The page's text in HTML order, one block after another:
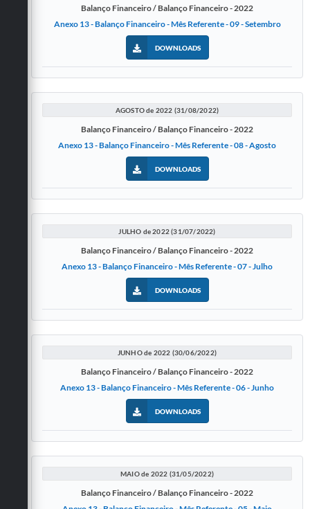
Balanço Financeiro / Balanço Financeiro - 2022
Anexo 13 - Balanço Financeiro - Mês Referente - 09 - Setembro
DOWNLOADS
AGOSTO de 2022 (31/08/2022)
Balanço Financeiro / Balanço Financeiro - 2022
Anexo 13 - Balanço Financeiro - Mês Referente - 08 - Agosto
DOWNLOADS
JULHO de 2022 (31/07/2022)
Balanço Financeiro / Balanço Financeiro - 2022
Anexo 13 - Balanço Financeiro - Mês Referente - 07 - Julho
DOWNLOADS
JUNHO de 2022 (30/06/2022)
Balanço Financeiro / Balanço Financeiro - 2022
Anexo 13 - Balanço Financeiro - Mês Referente - 06 - Junho
DOWNLOADS
MAIO de 2022 (31/05/2022)
Balanço Financeiro / Balanço Financeiro - 2022